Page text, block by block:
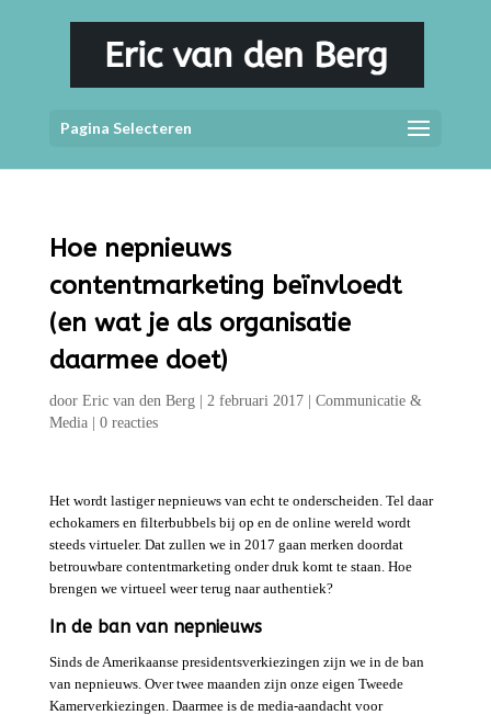
Pagina Selecteren
Hoe nepnieuws
contentmarketing beïnvloedt
(en wat je als organisatie
daarmee doet)
door Eric van den Berg| 2 februari 2017| Communicatie &
Media| 0 reacties
Het wordt lastiger nepnieuws van echt te onderscheiden. Tel daar
echokamers en filterbubbels bij op en de online wereld wordt
steeds virtueler. Dat zullen we in 2017 gaan merken doordat
betrouwbare contentmarketing onder druk komt te staan. Hoe
brengen we virtueel weer terug naar authentiek?
In de ban van nepnieuws
Sinds de Amerikaanse presidentsverkiezingen zijn we in de ban
van nepnieuws. Over twee maanden zijn onze eigen Tweede
Kamerverkiezingen. Daarmee is de media-aandacht voor